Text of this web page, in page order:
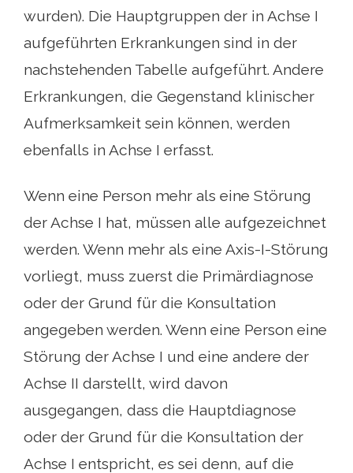
wurden). Die Hauptgruppen der in Achse I
aufgeführten Erkrankungen sind in der
nachstehenden Tabelle aufgeführt. Andere
Erkrankungen, die Gegenstand klinischer
Aufmerksamkeit sein können, werden
ebenfalls in Achse I erfasst.
Wenn eine Person mehr als eine Störung
der Achse I hat, müssen alle aufgezeichnet
werden. Wenn mehr als eine Axis-I-Störung
vorliegt, muss zuerst die Primärdiagnose
oder der Grund für die Konsultation
angegeben werden. Wenn eine Person eine
Störung der Achse I und eine andere der
Achse II darstellt, wird davon
ausgegangen, dass die Hauptdiagnose
oder der Grund für die Konsultation der
Achse I entspricht, es sei denn, auf die